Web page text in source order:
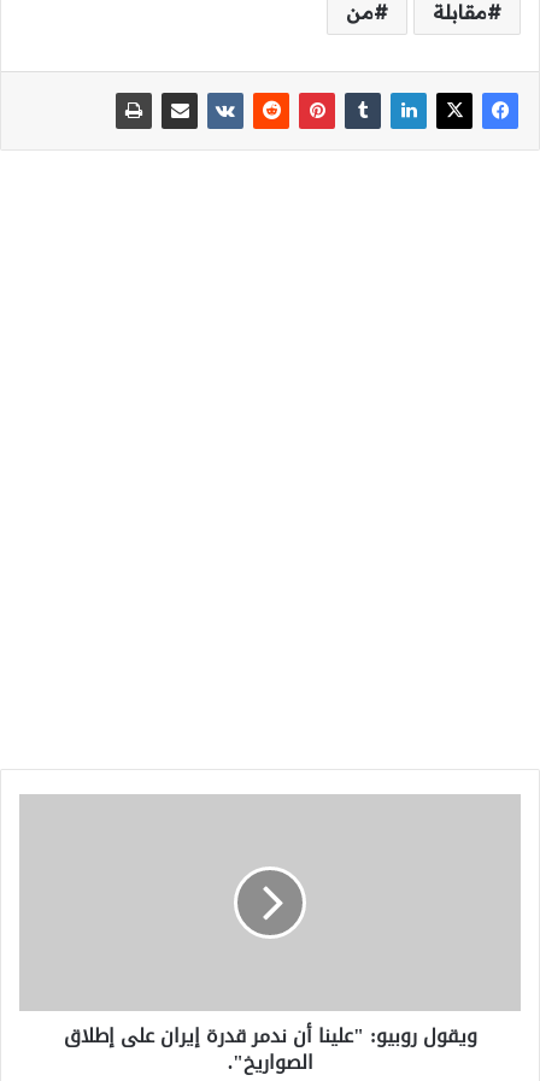
مقابلة من
إطلاق
الصواريخ".
ويقول روبيو: "علينا أن ندمر قدرة إيران على إطلاق
الصواريخ".